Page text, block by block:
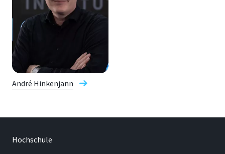
André Hinkenjann
Hochschule